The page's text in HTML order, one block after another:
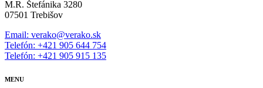
M.R. Štefánika 3280
07501 Trebišov
Email: verako@verako.sk
Telefón: +421 905 644 754
Telefón: +421 905 915 135
MENU